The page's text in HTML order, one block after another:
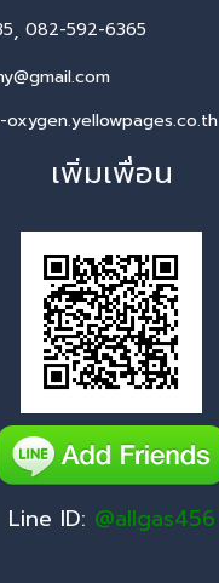
, 082-592-6365
เพิ่มเพื่อน
Line ID: @allgas456